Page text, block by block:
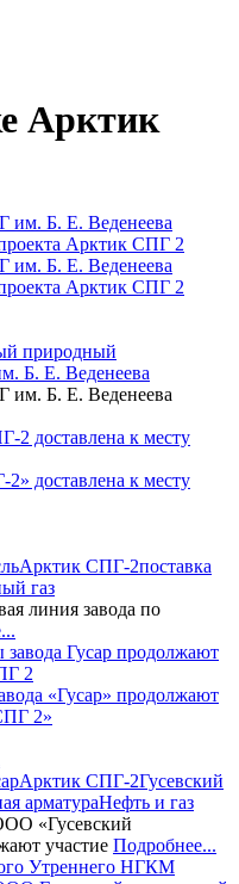
Арктик
им. Б. Е. Веденеева
Арктик СПГ 2
природный
Б. Е. Веденеева
им. Б. Е. Веденеева
доставлена к месту
Арктик СПГ-2поставка
газ
линия завода по
«Гусар» продолжают
2»
Арктик СПГ-2Гусевский
арматураНефть и газ
«Гусевский
участие Подробнее...